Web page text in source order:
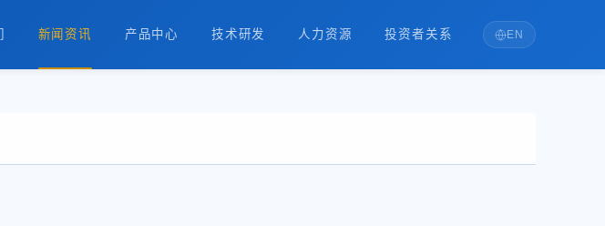
新闻资讯 产品中心 技术研发 人力资源 投资者关系 EN